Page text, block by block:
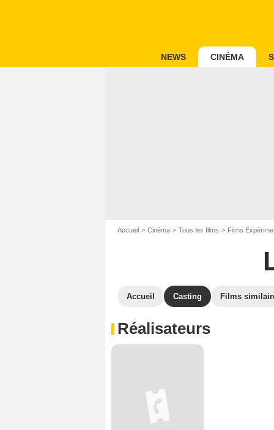
NEWS CINÉMA
Accueil Cinéma Tous les films Films
Accueil Casting Films
Réalisateurs